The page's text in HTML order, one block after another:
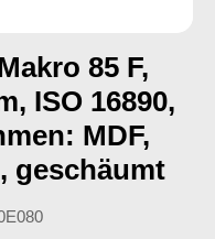
85 F,
ISO 16890,
MDF,
geschäumt